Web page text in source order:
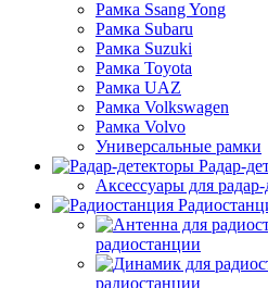
Рамка Ssang Yong
Рамка Subaru
Рамка Suzuki
Рамка Toyota
Рамка UAZ
Рамка Volkswagen
Рамка Volvo
Универсальные рамки
Радар-
Аксессуары для радар-
радиостанции
радиостанции